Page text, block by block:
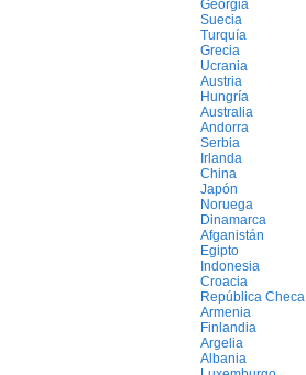
Georgia
Suecia
Turquía
Grecia
Ucrania
Austria
Hungría
Australia
Andorra
Serbia
Irlanda
China
Japón
Noruega
Dinamarca
Afganistán
Egipto
Indonesia
Croacia
República Checa
Armenia
Finlandia
Argelia
Albania